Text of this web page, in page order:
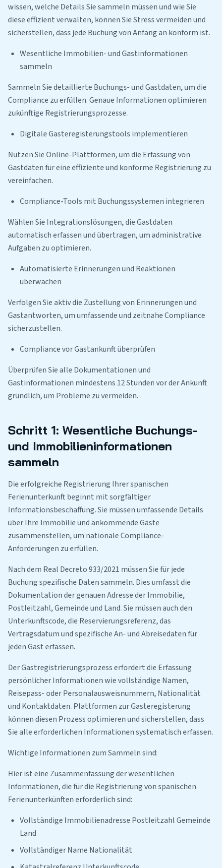
wissen, welche Details Sie sammeln müssen und wie Sie
diese effizient verwalten, können Sie Stress vermeiden und
sicherstellen, dass jede Buchung von Anfang an konform ist.
Wesentliche Immobilien- und Gastinformationen
sammeln
Sammeln Sie detaillierte Buchungs- und Gastdaten, um die
Compliance zu erfüllen. Genaue Informationen optimieren
zukünftige Registrierungsprozesse.
Digitale Gasteregisterungstools implementieren
Nutzen Sie Online-Plattformen, um die Erfassung von
Gastdaten für eine effiziente und konforme Registrierung zu
vereinfachen.
Compliance-Tools mit Buchungssystemen integrieren
Wählen Sie Integrationslösungen, die Gastdaten
automatisch erfassen und übertragen, um administrative
Aufgaben zu optimieren.
Automatisierte Erinnerungen und Reaktionen
überwachen
Verfolgen Sie aktiv die Zustellung von Erinnerungen und
Gastantworten, um umfassende und zeitnahe Compliance
sicherzustellen.
Compliance vor Gastankunft überprüfen
Überprüfen Sie alle Dokumentationen und
Gastinformationen mindestens 12 Stunden vor der Ankunft
gründlich, um Probleme zu vermeiden.
Schritt 1: Wesentliche Buchungs-
und Immobilieninformationen
sammeln
Die erfolgreiche Registrierung Ihrer spanischen
Ferienunterkunft beginnt mit sorgfältiger
Informationsbeschaffung. Sie müssen umfassende Details
über Ihre Immobilie und ankommende Gäste
zusammenstellen, um nationale Compliance-
Anforderungen zu erfüllen.
Nach dem Real Decreto 933/2021 müssen Sie für jede
Buchung spezifische Daten sammeln. Dies umfasst die
Dokumentation der genauen Adresse der Immobilie,
Postleitzahl, Gemeinde und Land. Sie müssen auch den
Unterkunftscode, die Reservierungsreferenz, das
Vertragsdatum und spezifische An- und Abreisedaten für
jeden Gast erfassen.
Der Gastregistrierungsprozess erfordert die Erfassung
persönlicher Informationen wie vollständige Namen,
Reisepass- oder Personalausweisnummern, Nationalität
und Kontaktdaten. Plattformen zur Gasteregisterung
können diesen Prozess optimieren und sicherstellen, dass
Sie alle erforderlichen Informationen systematisch erfassen.
Wichtige Informationen zum Sammeln sind:
Hier ist eine Zusammenfassung der wesentlichen
Informationen, die für die Registrierung von spanischen
Ferienunterkünften erforderlich sind:
Vollständige Immobilienadresse Postleitzahl Gemeinde
Land
Vollständiger Name Nationalität